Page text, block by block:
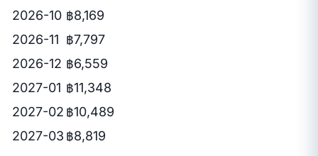
2026-10 ฿8,169
2026-11 ฿7,797
2026-12 ฿6,559
2027-01 ฿11,348
2027-02 ฿10,489
2027-03 ฿8,819